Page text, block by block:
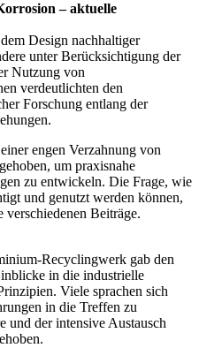
– aktuelle
Design nachhaltiger
unter Berücksichtigung der
Nutzung von
verdeutlichten den
Forschung entlang der
engen Verzahnung von
um praxisnahe
zu entwickeln. Die Frage, wie
und genutzt werden können,
verschiedenen Beiträge.
Recyclingwerk gab den
in die industrielle
Viele sprachen sich
in die Treffen zu
und der intensive Austausch